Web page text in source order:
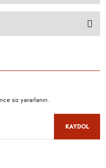
siz yararlanın.
KAYDOL